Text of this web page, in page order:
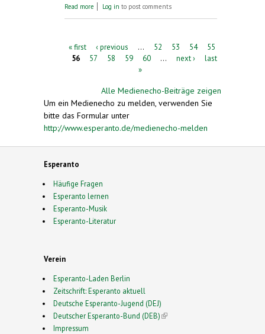
Read more about Völker, verständigt euch
Log in to post comments
Pages« first ‹ previous … 52 53 54
55
56
57 58 59 60 … next ›
last
»
Alle Medienecho-Beiträge zeigen
Um ein Medienecho zu melden, verwenden Sie
bitte das Formular unter
http://www.esperanto.de/medienecho-melden
Esperanto
Häufige Fragen
Esperanto lernen
Esperanto-Musik
Esperanto-Literatur
Verein
Esperanto-Laden Berlin
Zeitschrift: Esperanto aktuell
Deutsche Esperanto-Jugend (DEJ)
Deutscher Esperanto-Bund (DEB)(link is external)
Impressum